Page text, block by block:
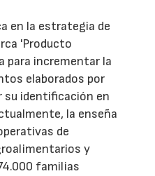
en la estrategia de
'Producto
para incrementar la
elaborados por
su identificación en
la enseña
de
y
familias